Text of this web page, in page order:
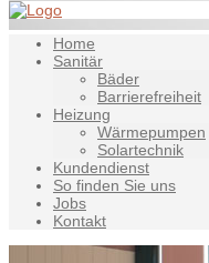
Home
Sanitär
Bäder
Barrierefreiheit
Heizung
Wärmepumpen
Solartechnik
Kundendienst
So finden Sie uns
Jobs
Kontakt